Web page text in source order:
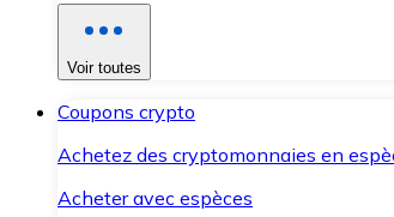
Voir toutes
Coupons crypto
Achetez des cryptomonnaies en
Acheter avec espèces